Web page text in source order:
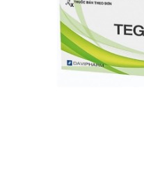
Lâm Đồng:
Pháp luật –
Ngày hoạt